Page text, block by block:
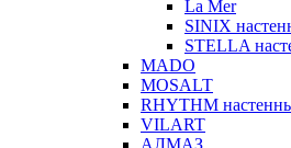
La Mer
SINIX
STELLA
MADO
MOSALT
RHYTHM
VILART
АЛМАЗ